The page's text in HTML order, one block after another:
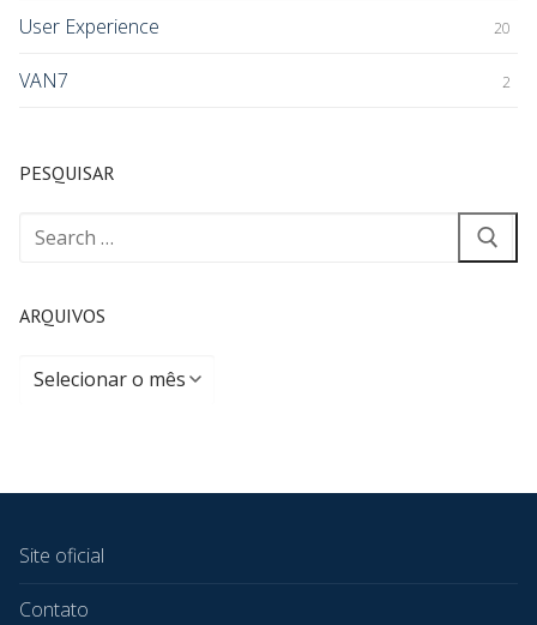
User Experience 20
VAN7 2
PESQUISAR
ARQUIVOS
Site oficial
Contato